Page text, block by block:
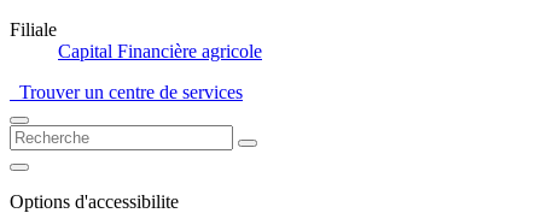
Filiale
Capital Financière agricole
Trouver un centre de services
Options d'accessibilite